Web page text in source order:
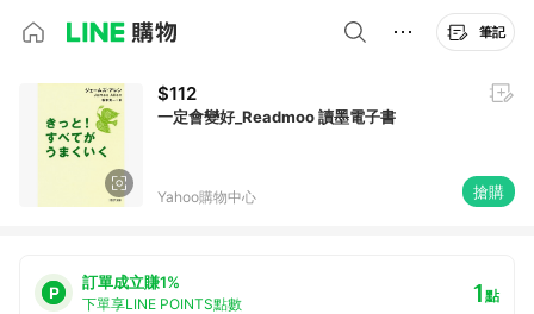
筆記
$112
一定會變好_Readmoo 讀墨電子書
Yahoo購物中心 搶購
訂單成立賺1%
下單享LINE POINTS點數 1點